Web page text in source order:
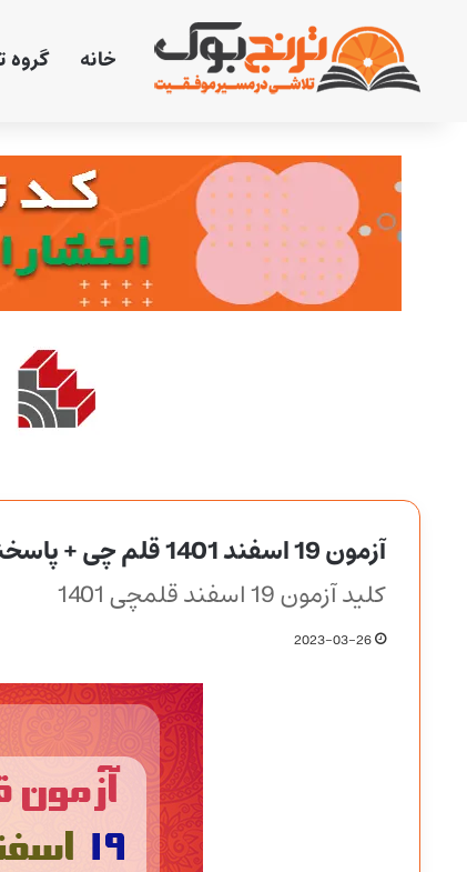
خانه گروه
آزمون 19 اسفند 1401 قلم چی + پاسخنامه
کلید آزمون 19 اسفند قلمچی 1401
2023-03-26